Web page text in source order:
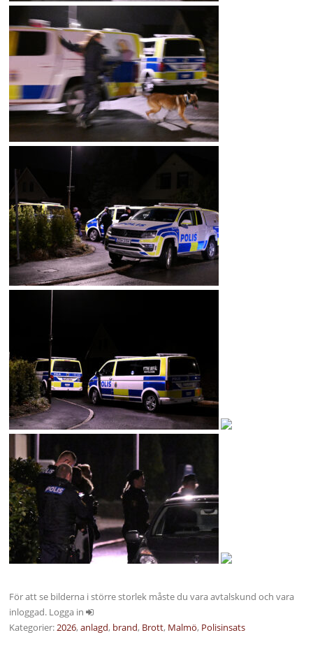
För att se bilderna i större storlek måste du vara avtalskund och vara
inloggad. Logga in
Kategorier:2026,anlagd, brand, Brott, Malmö, Polisinsats